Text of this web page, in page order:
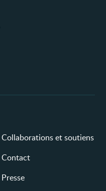
Collaborations et soutiens
Contact
Presse